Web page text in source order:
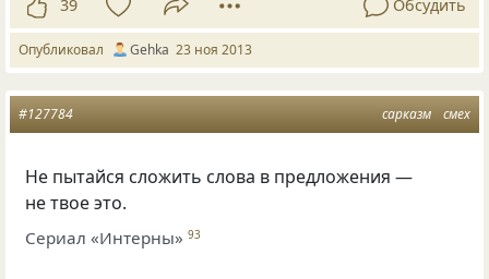
39 Обсудить
Опубликовал Gehka 23 ноя 2013
сарказм смех
#127784
Не пытайся сложить слова в предложения —
не твое это.
Сериал «Интерны» 93